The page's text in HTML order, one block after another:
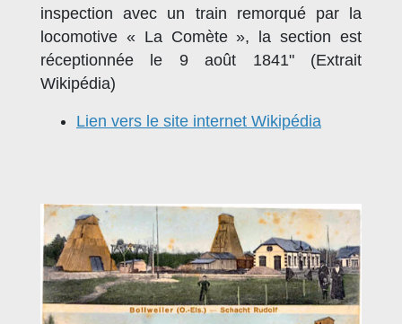
inspection avec un train remorqué par la
locomotive « La Comète », la section est
réceptionnée le 9 août 1841" (Extrait
Wikipédia)
Lien vers le site internet Wikipédia